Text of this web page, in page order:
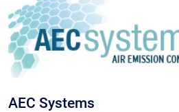
AEC Systems